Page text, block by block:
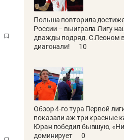
Польша повторила
России – выиграла Лигу
дважды подряд. С Леоном
диагонали!
10
Обзор 4-го тура Первой
показали аж три красные
Юран победил бывшую,
доминирует
0